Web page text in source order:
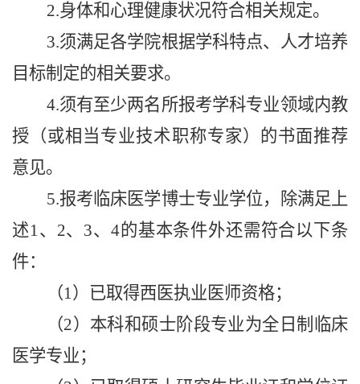
2.身体和心理健康状况符合相关规定。
3.须满足各学院根据学科特点、人才培养
目标制定的相关要求。
4.须有至少两名所报考学科专业领域内教
授（或相当专业技术职称专家）的书面推荐
意见。
5.报考临床医学博士专业学位，除满足上
述1、2、3、4的基本条件外还需符合以下条
件：
（1）已取得西医执业医师资格；
（2）本科和硕士阶段专业为全日制临床
医学专业；